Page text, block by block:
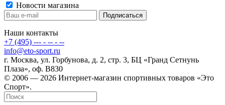
Новости магазина
Наши контакты
+7 (495) --- - -- - --
info@eto-sport.ru
г. Москва, ул. Горбунова, д. 2, стр. 3, БЦ «Гранд Сетнунь
Плаза», оф. В830
© 2006 — 2026 Интернет-магазин спортивных товаров «Это
Спорт».